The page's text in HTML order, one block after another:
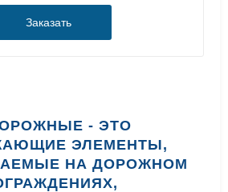
Заказать
- ЭТО
ЭЛЕМЕНТЫ,
НА ДОРОЖНОМ